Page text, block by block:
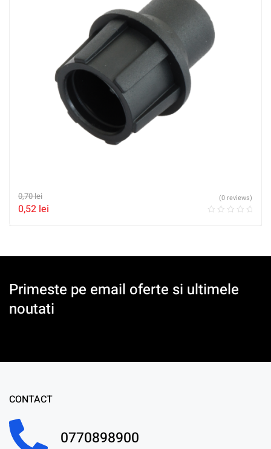
0,70lei
0,52 lei
(0 reviews)
Primeste pe email oferte si ultimele
noutati
CONTACT
0770898900